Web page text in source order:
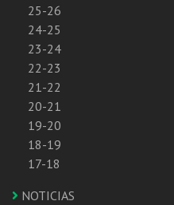
25-26
24-25
23-24
22-23
21-22
20-21
19-20
18-19
17-18
NOTICIAS